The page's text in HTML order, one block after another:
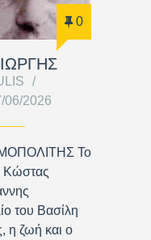
0
06/2026
Το
Κώστας
του Βασίλη
η ζωή και ο